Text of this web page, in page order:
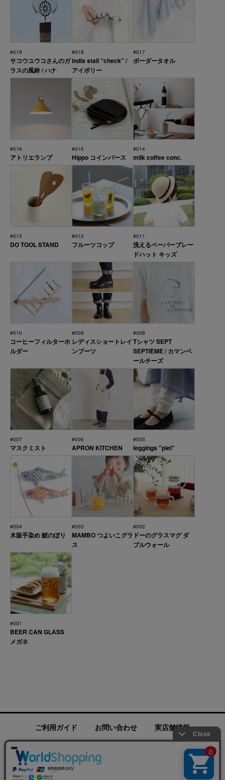
#019
サコウユウコさんのガ
ラスの風鈴 / ハナ
#018
india stall “check” /
アイボリー
#017
ボーダータオル
#016
アトリエランプ
#015
Hippo コインパース
#014
milk coffee conc.
#013
DO TOOL STAND
#012
フルーツコップ
#011
洗えるペーパーブレー
ドハット キッズ
#010
コーヒーフィルターホ
ルダー
#009
レディスショートレイ
ンブーツ
#008
Tシャツ SEPT
SEPTIÈME / カマンベ
ールチーズ
#007
マスクミスト
#006
APRON KITCHEN
#005
leggings "piel"
#004
木版手染め 鯉のぼり
#003
MAMBO つよいこグラ
ス
#002
ドーのグラスマグ ダ
ブルウォール
#001
BEER CAN GLASS
メガネ
ご利用ガイド お問い合わせ 実店舗情報
運営会社
プライバシーポリシー